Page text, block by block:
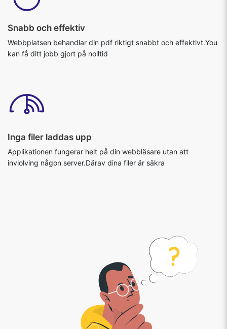
Snabb och effektiv
Webbplatsen behandlar din pdf riktigt snabbt och effektivt.You
kan få ditt jobb gjort på nolltid
Inga filer laddas upp
Applikationen fungerar helt på din webbläsare utan att
invlolving någon server.Därav dina filer är säkra